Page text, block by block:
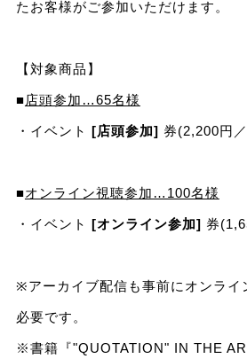
たお客様がご参加いただけます。
【対象商品】
■店頭参加…65名様
・イベント [店頭参加] 券(2,200円
■オンライン視聴参加…100名様
・イベント [オンライン参加] 券
※アーカイブ配信も事前にオンライ
必要です。
※書籍『"QUOTATION" IN THE